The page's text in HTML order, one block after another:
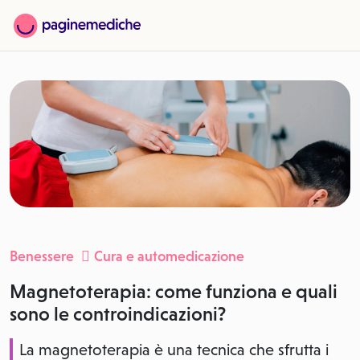
Benessere Cura e automedicazione
Magnetoterapia: come funziona e quali
sono le controindicazioni?
La magnetoterapia è una tecnica che sfrutta i